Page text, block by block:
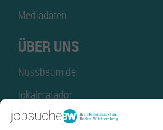
Mediadaten
ÜBER UNS
Nussbaum.de
lokalmatador
kaufinBW